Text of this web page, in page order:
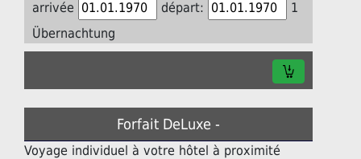
arrivée départ:
1
Übernachtung
Forfait DeLuxe -
Voyage individuel à votre hôtel à proximité